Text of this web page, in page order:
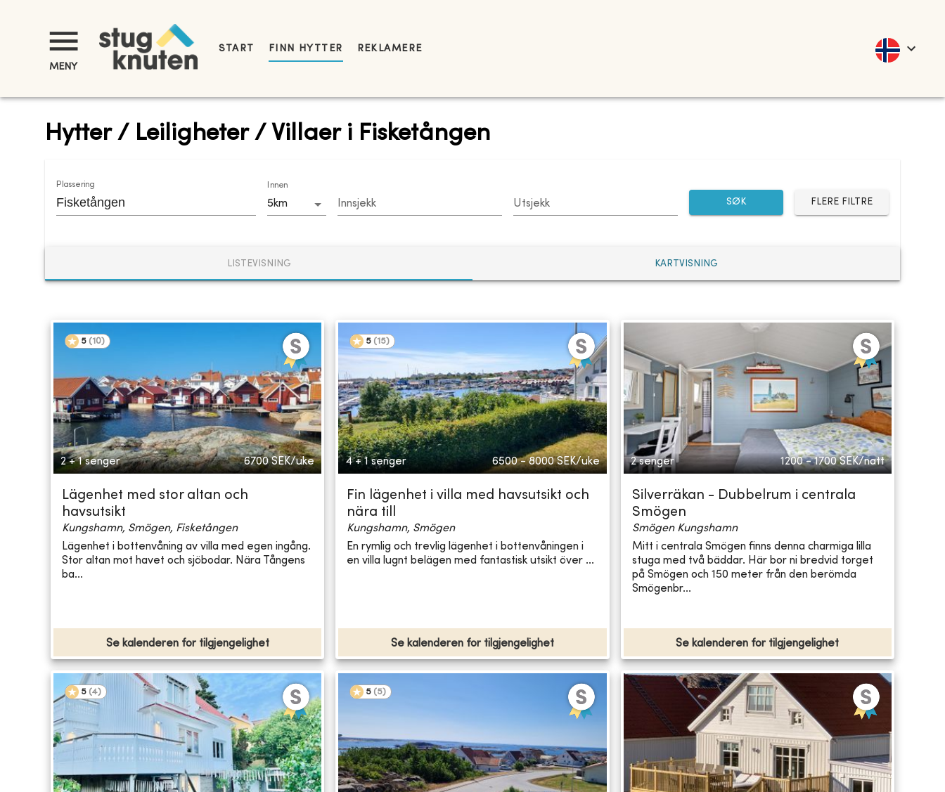
MENY
START FINN HYTTER REKLAMERE
Hytter / Leiligheter / Villaer i Fisketången
Plassering Innen
5km Innsjekk Utsjekk SØK FLERE FILTRE
LISTEVISNING KARTVISNING
5 (10)
2 + 1 senger 6700 SEK/uke
Lägenhet med stor altan och
havsutsikt
Kungshamn, Smögen, Fisketången
Lägenhet i bottenvåning av villa med egen ingång.
Stor altan mot havet och sjöbodar. Nära Tångens
ba...
Se kalenderen for tilgjengelighet
5 (15)
4 + 1 senger 6500 - 8000 SEK/uke
Fin lägenhet i villa med havsutsikt och
nära till
Kungshamn, Smögen
En rymlig och trevlig lägenhet i bottenvåningen i
en villa lugnt belägen med fantastisk utsikt över ...
Se kalenderen for tilgjengelighet
2 senger 1200 - 1700 SEK/natt
Silverräkan - Dubbelrum i centrala
Smögen
Smögen Kungshamn
Mitt i centrala Smögen finns denna charmiga lilla
stuga med två bäddar. Här bor ni bredvid torget
på Smögen och 150 meter från den berömda
Smögenbr...
Se kalenderen for tilgjengelighet
5 (4) 5 (5)